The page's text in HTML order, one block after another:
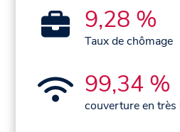
9,28 %
Taux de chômage
99,34 %
couverture en